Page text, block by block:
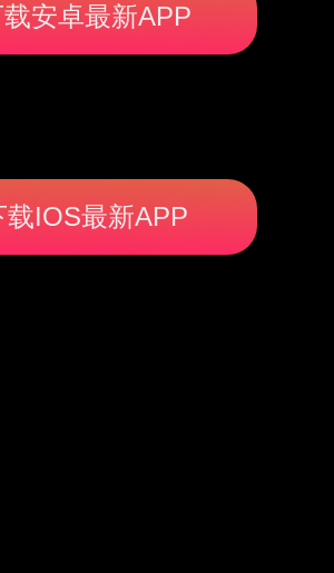
安卓最新APP
载IOS最新APP